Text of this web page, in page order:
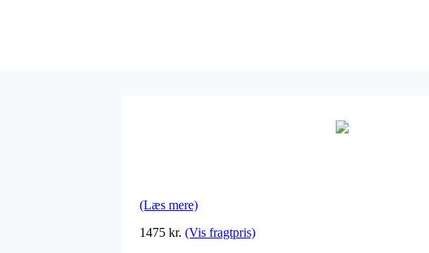
(Læs mere)
1475 kr. (Vis fragtpris)